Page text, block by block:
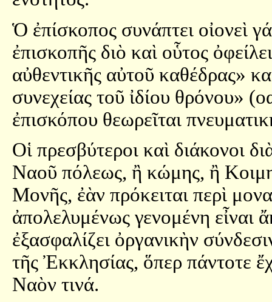
Ὁ ἐπίσκοπος συνάπτει οἰονεὶ
ἐπισκοπῆς διὸ καὶ οὗτος
αὐθεντικῆς αὐτοῦ καθέδρας»
συνεχείας τοῦ ἰδίου θρόνου»
ἐπισκόπου θεωρεῖται
Οἱ πρεσβύτεροι καὶ διάκονοι
Ναοῦ πόλεως, ἢ κώμης, ἢ
Μονῆς, ἐὰν πρόκειται περὶ
ἀπολελυμένως γενομένη εἶναι
ἐξασφαλίζει ὀργανικὴν
τῆς Ἐκκλησίας, ὅπερ πάντοτε
Ναὸν τινά.